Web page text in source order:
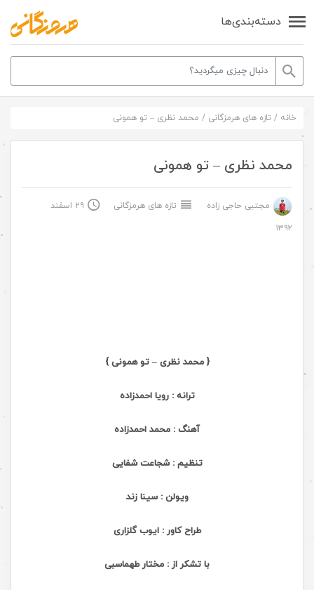
دسته‌بندی‌ها
خانه / تازه های هرمزگانی / محمد نظری – تو همونی
محمد نظری – تو همونی
مجتبی حاجی زاده تازه های هرمزگانی
۲۹ اسفند
۱۳۹۲
{ محمد نظری – تو همونی }
ترانه :رویا احمدزاده
آهنگ : محمد احمدزاده
تنظیم :شجاعت شفایی
ویولن :سینا زند
طراح کاور :ایوب گلزاری
با تشکر از : مختار طهماسبی